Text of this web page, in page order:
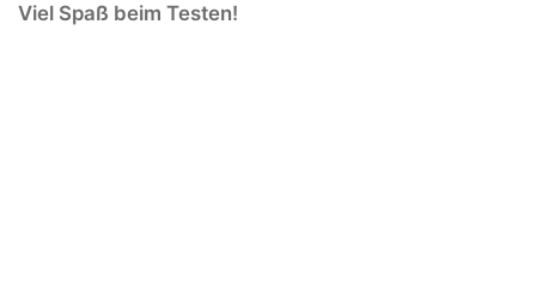
Viel Spaß beim Testen!